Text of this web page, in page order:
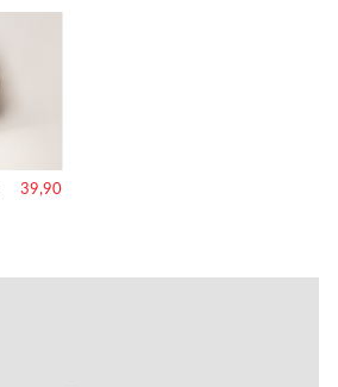
39,90